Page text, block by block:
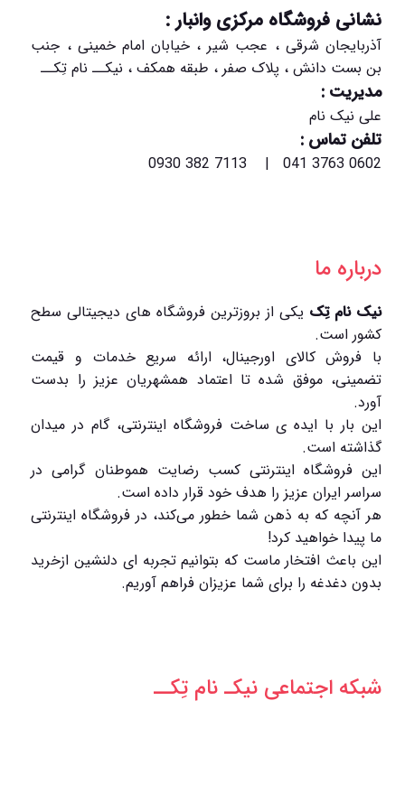
نشانی فروشگاه مرکزی وانبار :
آذربایجان شرقی ، عجب شیر ، خیابان امام خمینی ، جنب
بن بست دانش ، پلاک صفر ، طبقه همکف ، نیکــ نام تِکــ
مدیریت :
علی نیک نام
تلفن تماس :
0602 3763 041 | 7113 382 0930
درباره ما
نیک نام تِک یکی از بروزترین فروشگاه های دیجیتالی سطح
کشور است.
با فروش کالای اورجینال، ارائه سریع خدمات و قیمت
تضمینی، موفق شده تا اعتماد همشهریان عزیز را بدست
آورد.
این بار با ایده ی ساخت فروشگاه اینترنتی، گام در میدان
گذاشته است.
این فروشگاه اینترنتی کسب رضایت هموطنان گرامی در
سراسر ایران عزیز را هدف خود قرار داده است.
هر آنچه که به ذهن شما خطور می‌کند، در فروشگاه اینترنتی
ما پیدا خواهید کرد!
این باعث افتخار ماست که بتوانیم تجربه ای دلنشین ازخرید
بدون دغدغه را برای شما عزیزان فراهم آوریم.
شبکه‌ اجتماعی نیکـ نام تِکــ